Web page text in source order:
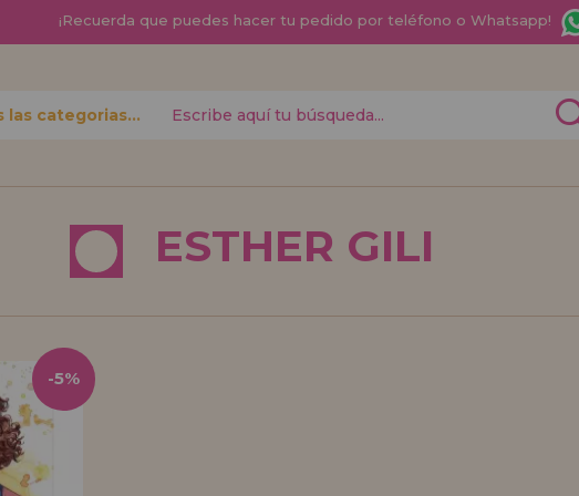
¡Recuerda que puedes hacer tu pedido por teléfono o Whatsapp!
tus
estado
Quiero registrarme como
nuevo
Todas las categorias
ESTHER GILI
-5%